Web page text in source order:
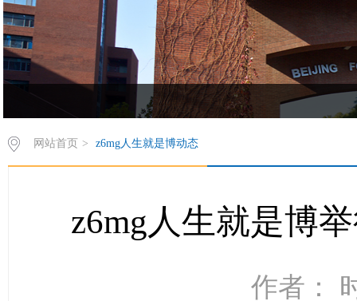
欢饮访问z6mg人生就是博有限公司西葡语系网站！
网站首页 > z6mg人生就是博动态
​z6mg人生就是博
作者：